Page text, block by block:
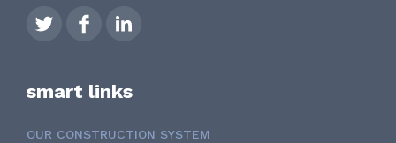
smart links
OUR CONSTRUCTION SYSTEM